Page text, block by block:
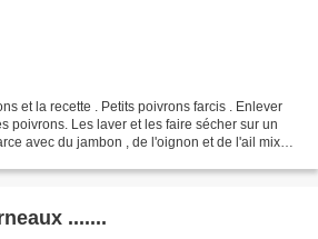
et la recette . Petits poivrons farcis . Enlever
poivrons. Les laver et les faire sécher sur un
avec du jambon , de l'oignon et de l'ail mixé.
.......